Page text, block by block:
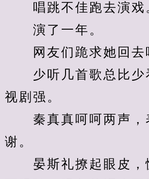
唱跳不佳跑去演戏
演了一年。
网友们跪求她回去
少听几首歌总比少
视剧强。
秦真真呵呵两声，
谢。
晏斯礼撩起眼皮，